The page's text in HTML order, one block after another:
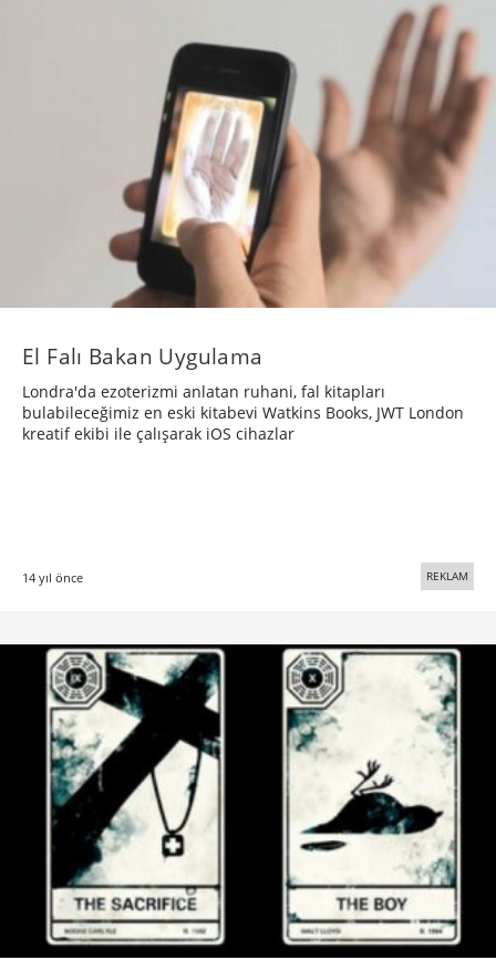
El Falı Bakan Uygulama
Londra'da ezoterizmi anlatan ruhani, fal kitapları
bulabileceğimiz en eski kitabevi Watkins Books, JWT London
kreatif ekibi ile çalışarak iOS cihazlar
14 yıl önce REKLAM